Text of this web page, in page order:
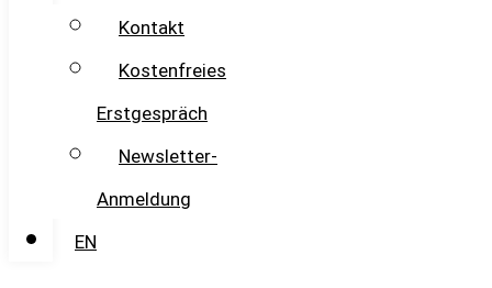
Kontakt
Kostenfreies
Erstgespräch
Newsletter-
Anmeldung
EN